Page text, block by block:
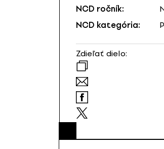
NCD ročník:
NCD kategória:
Zdieľať dielo: